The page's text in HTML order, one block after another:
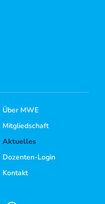
Über MWE
Mitgliedschaft
Aktuelles
Dozenten-Login
Kontakt